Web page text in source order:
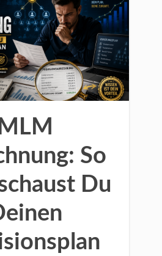
MLM
So
Du